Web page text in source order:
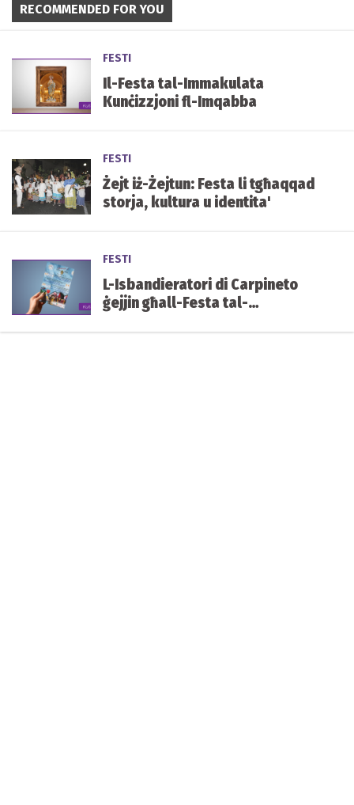
RECOMMENDED FOR YOU
FESTI
Il-Festa tal-Immakulata
Kunċizzjoni fl-Imqabba
FESTI
Żejt iż-Żejtun: Festa li tgħaqqad
storja, kultura u identita'
FESTI
L-Isbandieratori di Carpineto
ġejjin għall-Festa tal-